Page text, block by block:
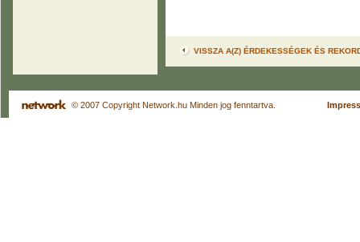
VISSZA A(Z) ÉRDEKESSÉGEK ÉS
© 2007 Copyright Network.hu Minden jog fenntartva.